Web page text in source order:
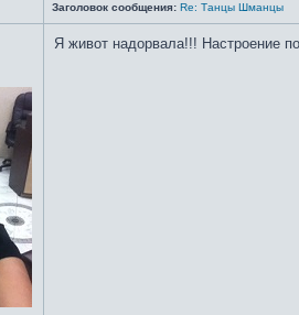
Заголовок сообщения: Re: Танцы Шманцы
Я живот надорвала!!! Настроение